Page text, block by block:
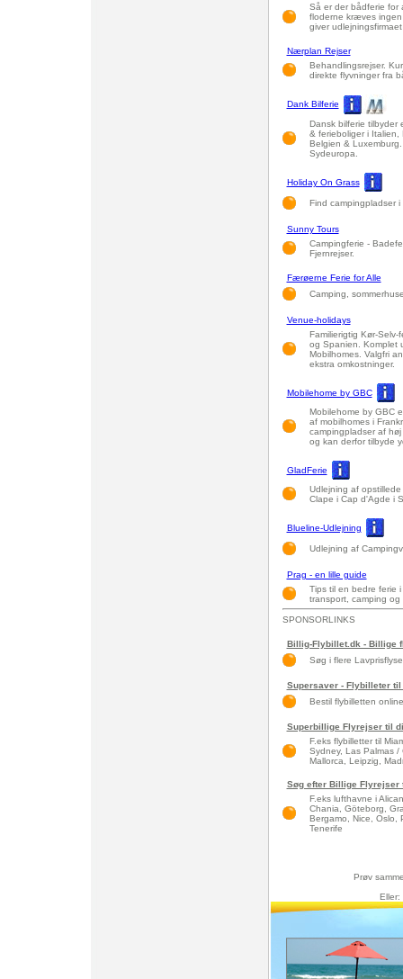
Så er der bådferie for
floderne kræves
giver
Nærplan Rejser
Behandlingsrejser.
direkte flyvninger fra
Dank Bilferie
Dansk bilferie tilbyder
& ferieboliger i Italien,
Belgien &
Sydeuropa.
Holiday On Grass
Find campingpladser
Sunny Tours
Campingferie -
Fjernrejser.
Færøerne Ferie for Alle
Camping,
Venue-holidays
Familierigtig Kør-
og Spanien. Komplet
Mobilhomes. Valgfri
ekstra omkostninger.
Mobilehome by GBC
Mobilehome by GBC
af mobilhomes i
campingpladser af
og kan derfor tilbyde
GladFerie
Udlejning af
Clape i Cap d'Agde i
Blueline-Udlejning
Udlejning af
Prag - en lille guide
Tips til en bedre ferie
transport, camping og
SPONSORLINKS
Billig-Flybillet.dk - Billige
Søg i flere
Supersaver - Flybilleter
Bestil flybilletten
Superbillige Flyrejser til
F.eks flybilletter til
Sydney, Las Palmas /
Mallorca, Leipzig,
Søg efter Billige Flyrejser
F.eks lufthavne i
Chania, Göteborg,
Bergamo, Nice, Oslo,
Tenerife
Prøv
Eller: